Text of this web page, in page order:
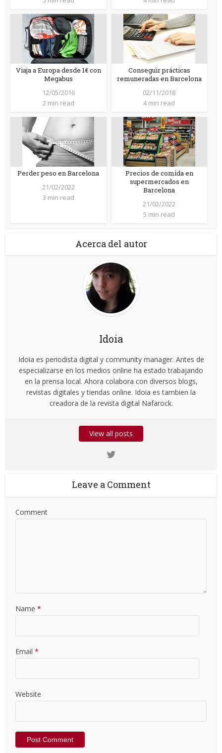
Viaja a Europa desde 1€ con
Megabus
12/05/2016
2 min read
Conseguir prácticas
remuneradas en Barcelona
02/11/2018
4 min read
Perder peso en Barcelona
21/02/2022
3 min read
Precios de comida en
supermercados en
Barcelona
21/02/2022
5 min read
Acerca del autor
Idoia
Idoia es periodista digital y community manager. Antes de
especializarse en los medios online ha estado trabajando
en la prensa local. Ahora colabora con diversos blogs,
revistas digitales y tiendas online. Idoia es tambien la
creadora de la revista digital Nafarock.
View all posts
Leave a Comment
Comment
Name *
Email *
Website